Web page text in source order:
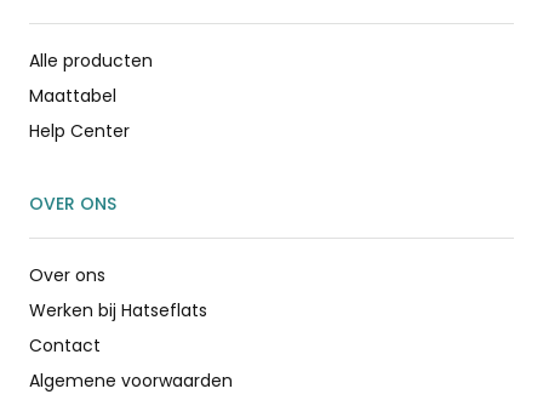
Alle producten
Maattabel
Help Center
OVER ONS
Over ons
Werken bij Hatseflats
Contact
Algemene voorwaarden